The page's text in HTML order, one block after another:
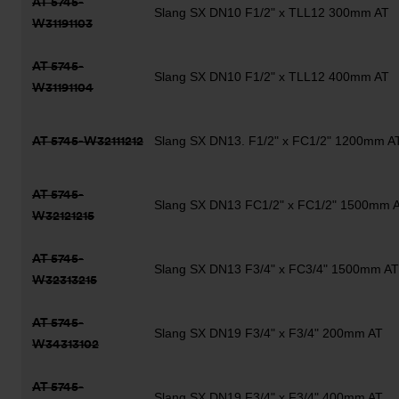
W31191103
Slang SX DN10 F1/2" x TLL12 300mm AT
AT 5745-
W31191104
Slang SX DN10 F1/2" x TLL12 400mm AT
AT 5745-W32111212 Slang SX DN13. F1/2" x FC1/2" 1200mm
AT 5745-
W32121215
Slang SX DN13 FC1/2" x FC1/2" 1500mm
AT 5745-
W32313215
Slang SX DN13 F3/4" x FC3/4" 1500mm AT
AT 5745-
W34313102
Slang SX DN19 F3/4" x F3/4" 200mm AT
AT 5745-